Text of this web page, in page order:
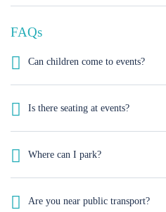
FAQs
Can children come to events?
aware that most of our events are
Is there seating at events?
it’s a dance event or art show
Where can I park?
please do check before you come on
Are you near public transport?